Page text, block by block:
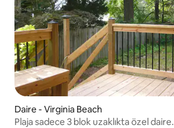
Daire - Virginia Beach
Plaja sadece 3 blok uzaklıkta özel daire.